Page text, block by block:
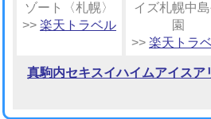
ゾート〈札幌〉
>> 楽天トラベル
イズ札幌中
園
>> 楽天トラ
真駒内セキスイハイムアイスア